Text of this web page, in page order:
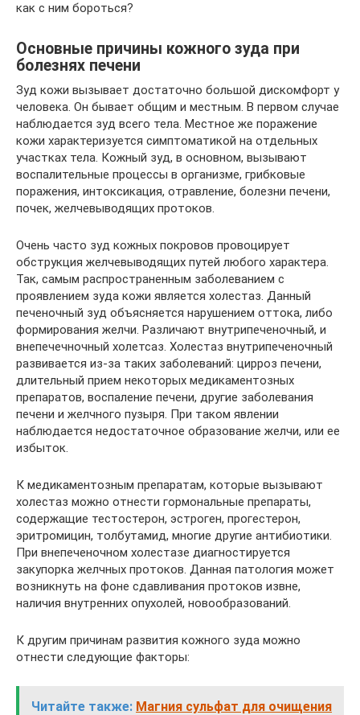
как с ним бороться?
Основные причины кожного зуда при
болезнях печени
Зуд кожи вызывает достаточно большой дискомфорт у
человека. Он бывает общим и местным. В первом случае
наблюдается зуд всего тела. Местное же поражение
кожи характеризуется симптоматикой на отдельных
участках тела. Кожный зуд, в основном, вызывают
воспалительные процессы в организме, грибковые
поражения, интоксикация, отравление, болезни печени,
почек, желчевыводящих протоков.
Очень часто зуд кожных покровов провоцирует
обструкция желчевыводящих путей любого характера.
Так, самым распространенным заболеванием с
проявлением зуда кожи является холестаз. Данный
печеночный зуд объясняется нарушением оттока, либо
формирования желчи. Различают внутрипеченочный, и
внепечечночный холетсаз. Холестаз внутрипеченочный
развивается из-за таких заболеваний: цирроз печени,
длительный прием некоторых медикаментозных
препаратов, воспаление печени, другие заболевания
печени и желчного пузыря. При таком явлении
наблюдается недостаточное образование желчи, или ее
избыток.
К медикаментозным препаратам, которые вызывают
холестаз можно отнести гормональные препараты,
содержащие тестостерон, эстроген, прогестерон,
эритромицин, толбутамид, многие другие антибиотики.
При внепеченочном холестазе диагностируется
закупорка желчных протоков. Данная патология может
возникнуть на фоне сдавливания протоков извне,
наличия внутренних опухолей, новообразований.
К другим причинам развития кожного зуда можно
отнести следующие факторы:
Читайте также: Магния сульфат для очищения